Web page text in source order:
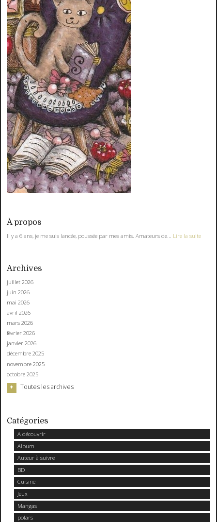
À propos
Il y a 6 ans, je me suis lancée, poussée par mes amis. Amateurs de... Lire la suite
Archives
juillet 2026
juin 2026
mai 2026
avril 2026
mars 2026
février 2026
janvier 2026
décembre 2025
novembre 2025
octobre 2025
Toutes les archives
Catégories
A découvrir
Album
Auteur à suivre
BD
Cuisine
Jeux
Mangas
polars